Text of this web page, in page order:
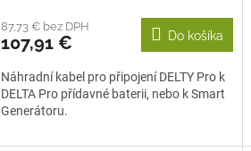
87,73 € bez DPH
107,91 € Do košíka
Náhradní kabel pro připojení DELTY Pro k
DELTA Pro přídavné baterii, nebo k Smart
Generátoru.